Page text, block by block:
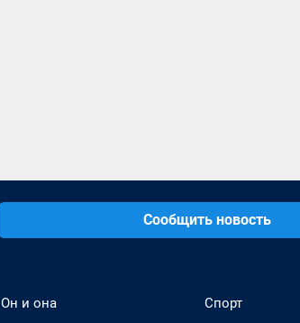
Сообщить новость
Он и она
Спорт